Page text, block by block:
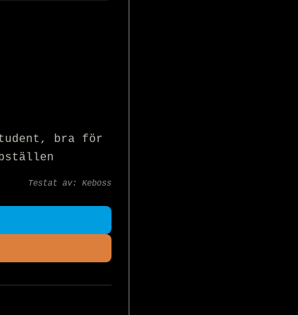
bra för
Testat av: Keboss